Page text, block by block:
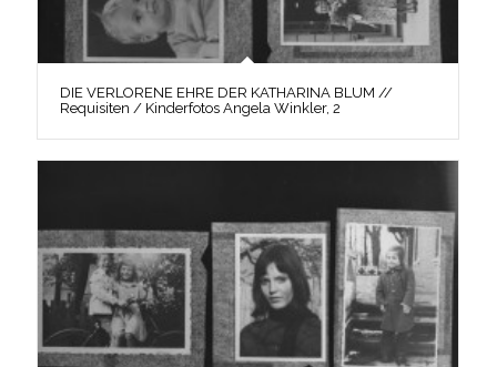
DIE VERLORENE EHRE DER KATHARINA BLUM //
Requisiten / Kinderfotos Angela Winkler, 2